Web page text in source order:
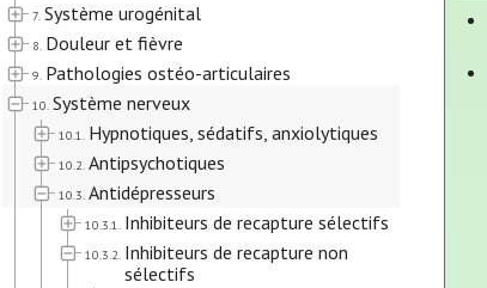
7. Système urogénital
8. Douleur et fièvre
9. Pathologies ostéo-articulaires
10. Système nerveux
10.1. Hypnotiques, sédatifs, anxiolytiques
10.2. Antipsychotiques
10.3. Antidépresseurs
10.3.1. Inhibiteurs de recapture sélectifs
10.3.2. Inhibiteurs de recapture non
sélectifs